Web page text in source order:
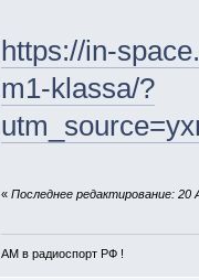
https://in-
m1-klassa/?
« Последнее редактирование: 20
АМ в радиоспорт РФ !